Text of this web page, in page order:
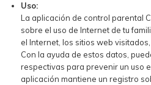
Uso:
La aplicación de control parental
sobre el uso de Internet de tu
el Internet, los sitios web
Con la ayuda de estos datos,
respectivas para prevenir un uso
aplicación mantiene un registro